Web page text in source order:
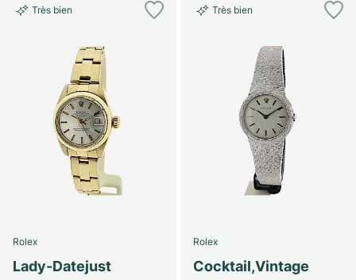
Très bien
Rolex
Lady-Datejust
Très bien
Rolex
Cocktail,Vintage